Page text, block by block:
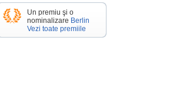
Un premiu şi o
nominalizare Berlin
Vezi toate premiile